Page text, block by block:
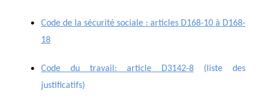
Code de la sécurité sociale : articles D168-10 à D168-
18
Code du travail: article D3142-8 (liste des
justificatifs)